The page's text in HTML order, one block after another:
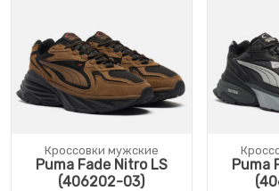
Кроссовки мужские
Puma Fade Nitro LS
(406202-03)
Puma